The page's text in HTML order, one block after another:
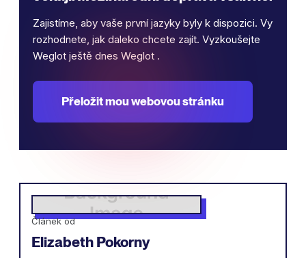
Zajistíme, aby vaše první jazyky byly k dispozici. Vy
rozhodnete, jak daleko chcete zajít. Vyzkoušejte
Weglot ještě dnes Weglot .
Přeložit mou webovou stránku
Článek od
Elizabeth Pokorny